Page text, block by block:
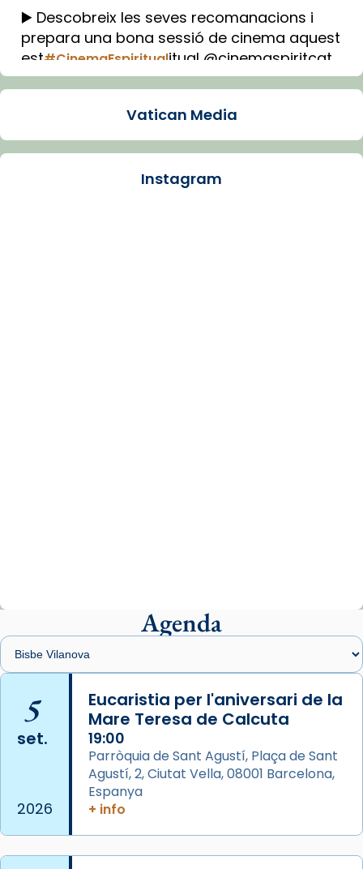
▶️ Descobreix les seves recomanacions i
prepara una bona sessió de cinema aquest
est#CinemaEspiritualitual @cinemaspiritcat
Imatge: Generada amb IA (OpenAI)
Arquebisbat de Barcelona
presidit aquest 27 de juliol la missa de Les
Santes de Mataró.
🔗
📸 J. Merino
Photo
View on Facebook ·
Arquebisbat de Barcelona
de Barcelona.
2 weeks ago
Vatican Media
Instagram
Agenda
5
set.
2026
Eucaristia per l'aniversari de la
Mare Teresa de Calcuta
19:00
Parròquia de Sant Agustí, Plaça de Sant
Agustí, 2, Ciutat Vella, 08001 Barcelona,
Espanya
+ info